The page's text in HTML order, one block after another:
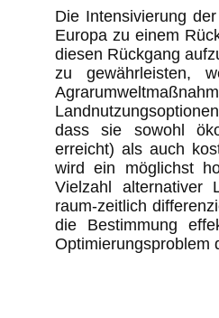
Die Intensivierung
Europa zu einem
diesen Rückgang
zu gewährleisten,
dass sie sowohl
erreicht) als auch
wird ein möglichst
Vielzahl alternativer
raum-zeitlich
die Bestimmung
Optimierungsproblem